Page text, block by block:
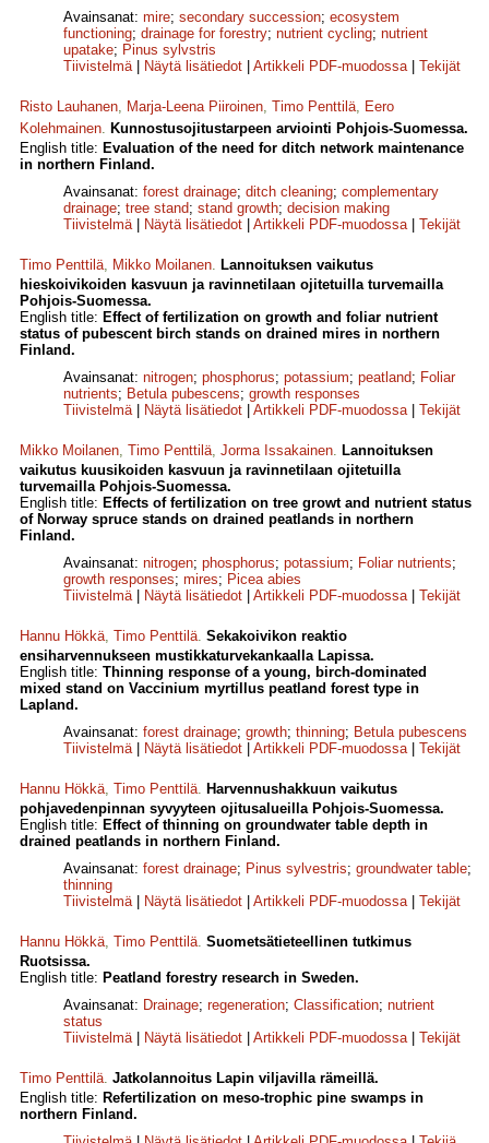
Avainsanat: mire; secondary succession; ecosystem
functioning; drainage for forestry; nutrient cycling; nutrient
upatake; Pinus sylvstris
Tiivistelmä| Näytä lisätiedot Artikkeli PDF-muodossa| Tekijät
Risto Lauhanen, Marja-Leena Piiroinen, Timo Penttilä, Eero
Kolehmainen. Kunnostusojitustarpeen arviointi Pohjois-Suomessa.
English title: Evaluation of the need for ditch network maintenance
in northern Finland.
Avainsanat: forest drainage; ditch cleaning; complementary
drainage; tree stand; stand growth; decision making
Tiivistelmä| Näytä lisätiedot Artikkeli PDF-muodossa| Tekijät
Timo Penttilä, Mikko Moilanen. Lannoituksen vaikutus
hieskoivikoiden kasvuun ja ravinnetilaan ojitetuilla turvemailla
Pohjois-Suomessa.
English title: Effect of fertilization on growth and foliar nutrient
status of pubescent birch stands on drained mires in northern
Finland.
Avainsanat: nitrogen; phosphorus; potassium; peatland; Foliar
nutrients; Betula pubescens; growth responses
Tiivistelmä| Näytä lisätiedot Artikkeli PDF-muodossa| Tekijät
Mikko Moilanen, Timo Penttilä, Jorma Issakainen. Lannoituksen
vaikutus kuusikoiden kasvuun ja ravinnetilaan ojitetuilla
turvemailla Pohjois-Suomessa.
English title: Effects of fertilization on tree growt and nutrient status
of Norway spruce stands on drained peatlands in northern
Finland.
Avainsanat: nitrogen; phosphorus; potassium; Foliar nutrients;
growth responses; mires; Picea abies
Tiivistelmä| Näytä lisätiedot Artikkeli PDF-muodossa| Tekijät
Hannu Hökkä, Timo Penttilä. Sekakoivikon reaktio
ensiharvennukseen mustikkaturvekankaalla Lapissa.
English title: Thinning response of a young, birch-dominated
mixed stand on Vaccinium myrtillus peatland forest type in
Lapland.
Avainsanat: forest drainage; growth; thinning; Betula pubescens
Tiivistelmä| Näytä lisätiedot Artikkeli PDF-muodossa| Tekijät
Hannu Hökkä, Timo Penttilä. Harvennushakkuun vaikutus
pohjavedenpinnan syvyyteen ojitusalueilla Pohjois-Suomessa.
English title: Effect of thinning on groundwater table depth in
drained peatlands in northern Finland.
Avainsanat: forest drainage; Pinus sylvestris; groundwater table;
thinning
Tiivistelmä| Näytä lisätiedot Artikkeli PDF-muodossa| Tekijät
Hannu Hökkä, Timo Penttilä. Suometsätieteellinen tutkimus
Ruotsissa.
English title: Peatland forestry research in Sweden.
Avainsanat: Drainage; regeneration; Classification; nutrient
status
Tiivistelmä| Näytä lisätiedot Artikkeli PDF-muodossa| Tekijät
Timo Penttilä. Jatkolannoitus Lapin viljavilla rämeillä.
English title: Refertilization on meso-trophic pine swamps in
northern Finland.